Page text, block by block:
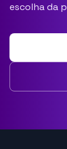
escolha da